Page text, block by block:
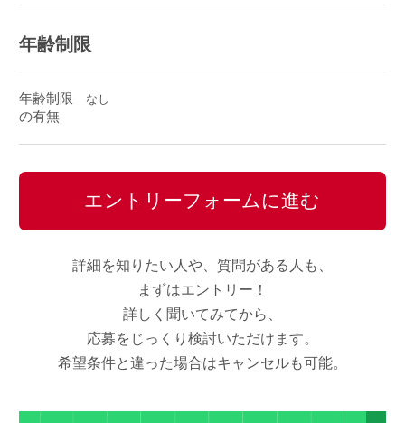
年齢制限
年齢制限
の有無
なし
エントリーフォームに進む
詳細を知りたい人や、質問がある人も、
まずはエントリー！
詳しく聞いてみてから、
応募をじっくり検討いただけます。
希望条件と違った場合はキャンセルも可能。